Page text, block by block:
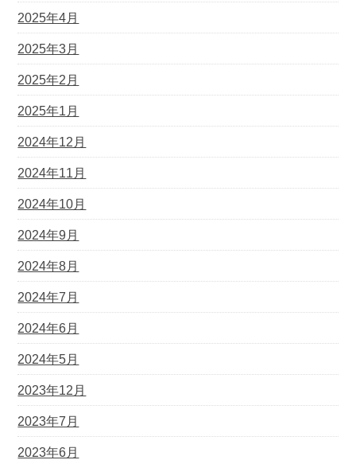
2025年4月
2025年3月
2025年2月
2025年1月
2024年12月
2024年11月
2024年10月
2024年9月
2024年8月
2024年7月
2024年6月
2024年5月
2023年12月
2023年7月
2023年6月